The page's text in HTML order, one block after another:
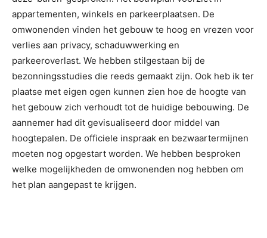
appartementen, winkels en parkeerplaatsen. De
omwonenden vinden het gebouw te hoog en vrezen voor
verlies aan privacy, schaduwwerking en
parkeeroverlast. We hebben stilgestaan bij de
bezonningsstudies die reeds gemaakt zijn. Ook heb ik ter
plaatse met eigen ogen kunnen zien hoe de hoogte van
het gebouw zich verhoudt tot de huidige bebouwing. De
aannemer had dit gevisualiseerd door middel van
hoogtepalen. De officiele inspraak en bezwaartermijnen
moeten nog opgestart worden. We hebben besproken
welke mogelijkheden de omwonenden nog hebben om
het plan aangepast te krijgen.